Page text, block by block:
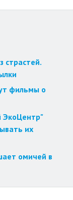
страстей.
фильмы о
ЭкоЦентр"
их
омичей в